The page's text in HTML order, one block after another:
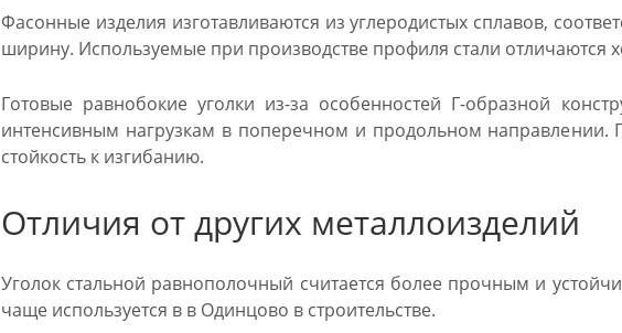
Фасонные изделия изготавливаются из углеродистых сплавов,
ширину. Используемые при производстве профиля стали отличаются
Готовые равнобокие уголки из-за особенностей Г-образной
интенсивным нагрузкам в поперечном и продольном направлении.
стойкость к изгибанию.
Отличия от других металлоизделий
Уголок стальной равнополочный считается более прочным и
чаще используется в в Одинцово в строительстве.